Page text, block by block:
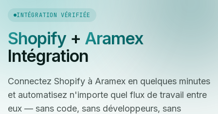
INTÉGRATION VÉRIFIÉE
Shopify+ Aramex
Intégration
Connectez Shopify à Aramex en quelques minutes
et automatisez n'importe quel flux de travail entre
eux — sans code, sans développeurs, sans